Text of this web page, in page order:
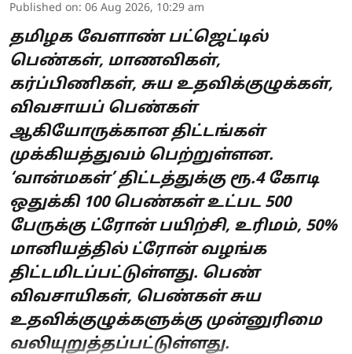
Published on: 06 Aug 2026, 10:29 am
தமிழக வேளாண் பட்ஜெட்டில்
பெண்கள், மாணவிகள்,
கர்ப்பிணிகள், சுய உதவிக்குழுக்கள்,
விவசாயப் பெண்கள்
ஆகியோருக்கான திட்டங்கள்
முக்கியத்துவம் பெற்றுள்ளன.
‘வான்மகள்’ திட்டத்துக்கு ரூ.4 கோடி
ஒதுக்கி 100 பெண்கள் உட்பட 500
பேருக்கு ட்ரோன் பயிற்சி, உரிமம், 50%
மானியத்தில் ட்ரோன் வழங்க
திட்டமிடப்பட்டுள்ளது. பெண்
விவசாயிகள், பெண்கள் சுய
உதவிக்குழுக்களுக்கு முன்னுரிமை
வலியுறுத்தப்பட்டுள்ளது.